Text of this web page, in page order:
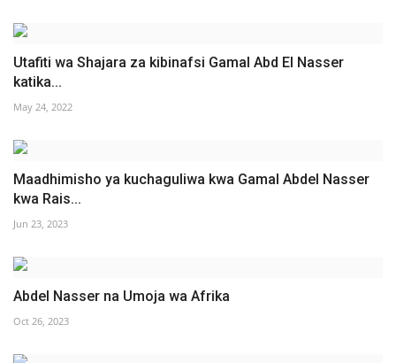
Utafiti wa Shajara za kibinafsi Gamal Abd El Nasser
katika...
May 24, 2022
Maadhimisho ya kuchaguliwa kwa Gamal Abdel Nasser
kwa Rais...
Jun 23, 2023
Abdel Nasser na Umoja wa Afrika
Oct 26, 2023